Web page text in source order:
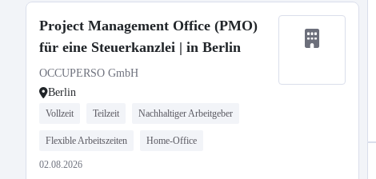
Project Management Office (PMO)
für eine Steuerkanzlei | in Berlin
OCCUPERSO GmbH
Berlin
Vollzeit Teilzeit Nachhaltiger Arbeitgeber
Flexible Arbeitszeiten Home-Office
02.08.2026